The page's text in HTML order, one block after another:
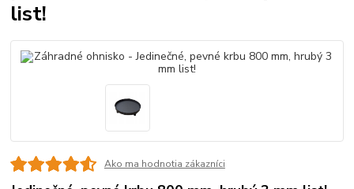
list!
Ako ma hodnotia zákazníci